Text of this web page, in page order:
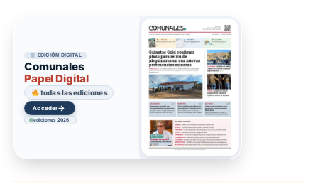
EDICIÓN DIGITAL
Comunales
Papel Digital
todas las ediciones
Acceder→
ediciones 2026